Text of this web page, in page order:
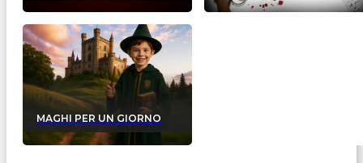
MAGHI PER UN GIORNO